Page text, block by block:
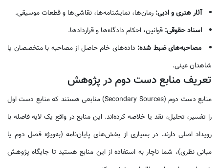
آثار هنری و ادبی: رمان‌ها، نمایشنامه‌ها، نقاشی‌ها و قطعات موسیقی.
اسناد حقوقی: قوانین، احکام دادگاه‌ها و قراردادها.
مصاحبه‌های ضبط شده: داده‌های خام حاصل از مصاحبه با متخصصان یا
شاهدان عینی.
تعریف منابع دست دوم در پژوهش
منابع دست دوم (Secondary Sources) منابعی هستند که منابع دست اول
را تفسیر، تحلیل، نقد یا خلاصه کرده‌اند. این منابع در واقع یک لایه فاصله با
رویداد اصلی دارند. در بسیاری از بخش‌های پایان‌نامه (به‌ویژه فصل دوم یا
مبانی نظری)، شما ناچار به استفاده از این منابع هستید تا جایگاه پژوهش